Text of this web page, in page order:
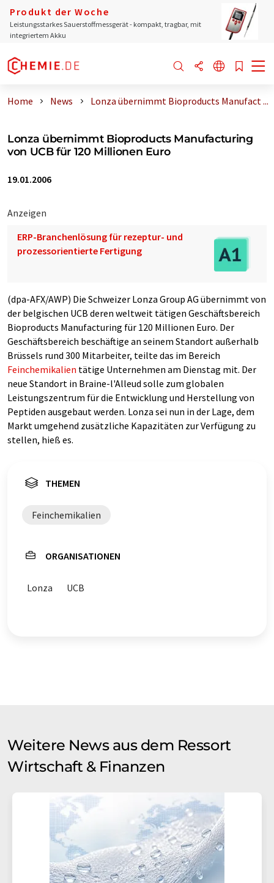
Produkt der Woche
Leistungsstarkes Sauerstoffmessgerät - kompakt, tragbar, mit
integriertem Akku
Home News Lonza übernimmt Bioproducts Manufact ...
Lonza übernimmt Bioproducts Manufacturing
von UCB für 120 Millionen Euro
19.01.2006
Anzeigen
ERP-Branchenlösung für rezeptur- und
prozessorientierte Fertigung
(dpa-AFX/AWP) Die Schweizer Lonza Group AG übernimmt von
der belgischen UCB deren weltweit tätigen Geschäftsbereich
Bioproducts Manufacturing für 120 Millionen Euro. Der
Geschäftsbereich beschäftige an seinem Standort außerhalb
Brüssels rund 300 Mitarbeiter, teilte das im Bereich
Feinchemikalien tätige Unternehmen am Dienstag mit. Der
neue Standort in Braine-l'Alleud solle zum globalen
Leistungszentrum für die Entwicklung und Herstellung von
Peptiden ausgebaut werden. Lonza sei nun in der Lage, dem
Markt umgehend zusätzliche Kapazitäten zur Verfügung zu
stellen, hieß es.
THEMEN
Feinchemikalien
ORGANISATIONEN
Lonza UCB
Weitere News aus dem Ressort
Wirtschaft & Finanzen